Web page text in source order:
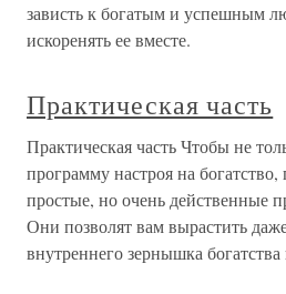
зависть к богатым и успешным
искоренять ее вместе.
Практическая часть
Практическая часть Чтобы не
программу настроя на
простые, но очень действенные
Они позволят вам вырастить
внутреннего зернышка